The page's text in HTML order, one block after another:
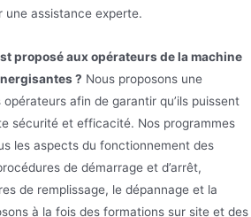
une assistance experte.
proposé aux opérateurs de la machine
? Nous proposons une
afin de garantir qu’ils puissent
sécurité et efficacité. Nos programmes
les aspects du fonctionnement des
de démarrage et d’arrêt,
de remplissage, le dépannage et la
à la fois des formations sur site et des